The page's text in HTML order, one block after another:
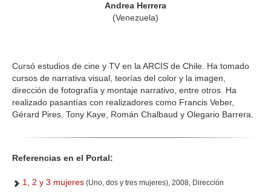
Andrea Herrera
(Venezuela)
Cursó estudios de cine y TV en la ARCIS de Chile. Ha tomado
cursos de narrativa visual, teorías del color y la imagen,
dirección de fotografía y montaje narrativo, entre otros. Ha
realizado pasantías con realizadores como Francis Veber,
Gérard Pires, Tony Kaye, Román Chalbaud y Olegario Barrera.
Referencias en el Portal:
1, 2 y 3 mujeres (Uno, dos y tres mujeres), 2008, Dirección